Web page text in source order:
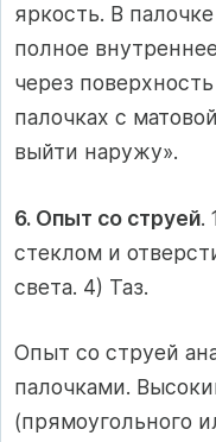
яркость. В
полное
через
палочках с
выйти наружу».
6. Опыт со струей.
стеклом и
света. 4) Таз.
Опыт со струей
палочками.
(прямоугольного